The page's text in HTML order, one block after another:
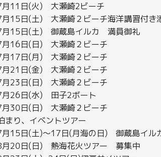
月11日(火) 大瀬崎2ビーチ
月15日(土) 大瀬崎２ビーチ海洋講習付き
月15日(土) 御蔵島イルカ 満員御礼
月16日(日) 大瀬崎２ビーチ
月17日(月) 大瀬崎２ビーチ
月21日(金) 大瀬崎２ビーチ
月23日(日) 大瀬崎２ビーチ
月26日(水) 田子2ボート
月30日(日) 大瀬崎２ビーチ
まり、イベントツアー
月15日(土)～17日(月海の日) 御蔵島イ
月20日(日) 熱海花火ツアー 募集中